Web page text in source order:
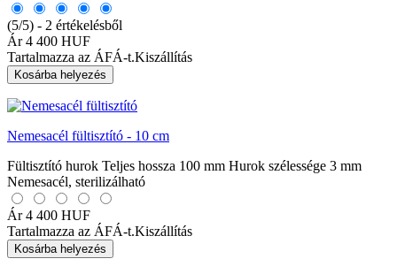
(5/5) - 2 értékelésből
Ár 4 400 HUF
Tartalmazza az ÁFÁ-t.Kiszállítás
Kosárba helyezés
Nemesacél fültisztító - 10 cm
Fültisztító hurok Teljes hossza 100 mm Hurok szélessége 3 mm
Nemesacél, sterilizálható
Ár 4 400 HUF
Tartalmazza az ÁFÁ-t.Kiszállítás
Kosárba helyezés